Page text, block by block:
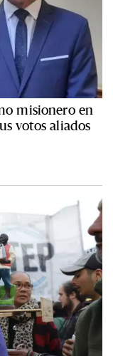
misionero en
votos aliados